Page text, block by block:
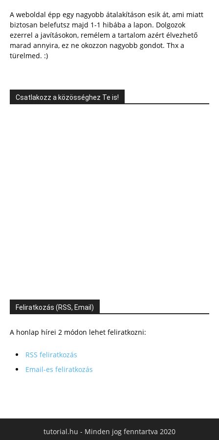
A weboldal épp egy nagyobb átalakításon esik át, ami miatt
biztosan belefutsz majd 1-1 hibába a lapon. Dolgozok
ezerrel a javításokon, remélem a tartalom azért élvezhető
marad annyira, ez ne okozzon nagyobb gondot. Thx a
türelmed. :)
Csatlakozz a közösséghez Te is!
Feliratkozás (RSS, Email)
A honlap hírei 2 módon lehet feliratkozni:
RSS feliratkozás
Email-es feliratkozás
tutorial.hu - Minden jog fenntartva 2020